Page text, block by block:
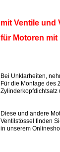
mit Ventile und
für Motoren
Bei Unklarheiten,
Für die Montage des
Zylinderkopfdichtsatz
Diese und andere
Ventilstössel finden
in unserem